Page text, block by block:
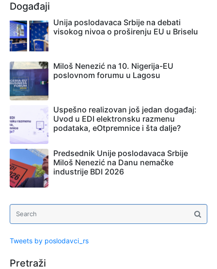
Događaji
Unija poslodavaca Srbije na debati
visokog nivoa o proširenju EU u Briselu
Miloš Nenezić na 10. Nigerija-EU
poslovnom forumu u Lagosu
Uspešno realizovan još jedan događaj:
Uvod u EDI elektronsku razmenu
podataka, eOtpremnice i šta dalje?
Predsednik Unije poslodavaca Srbije
Miloš Nenezić na Danu nemačke
industrije BDI 2026
Tweets by poslodavci_rs
Pretraži